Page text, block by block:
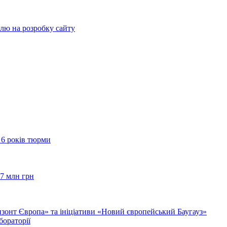
на розробку сайту
6 років тюрми
млн грн
Європа» та ініціативи «Новий європейський Баугауз»